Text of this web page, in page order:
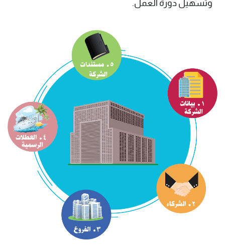
وتسهيل دورة العمل.